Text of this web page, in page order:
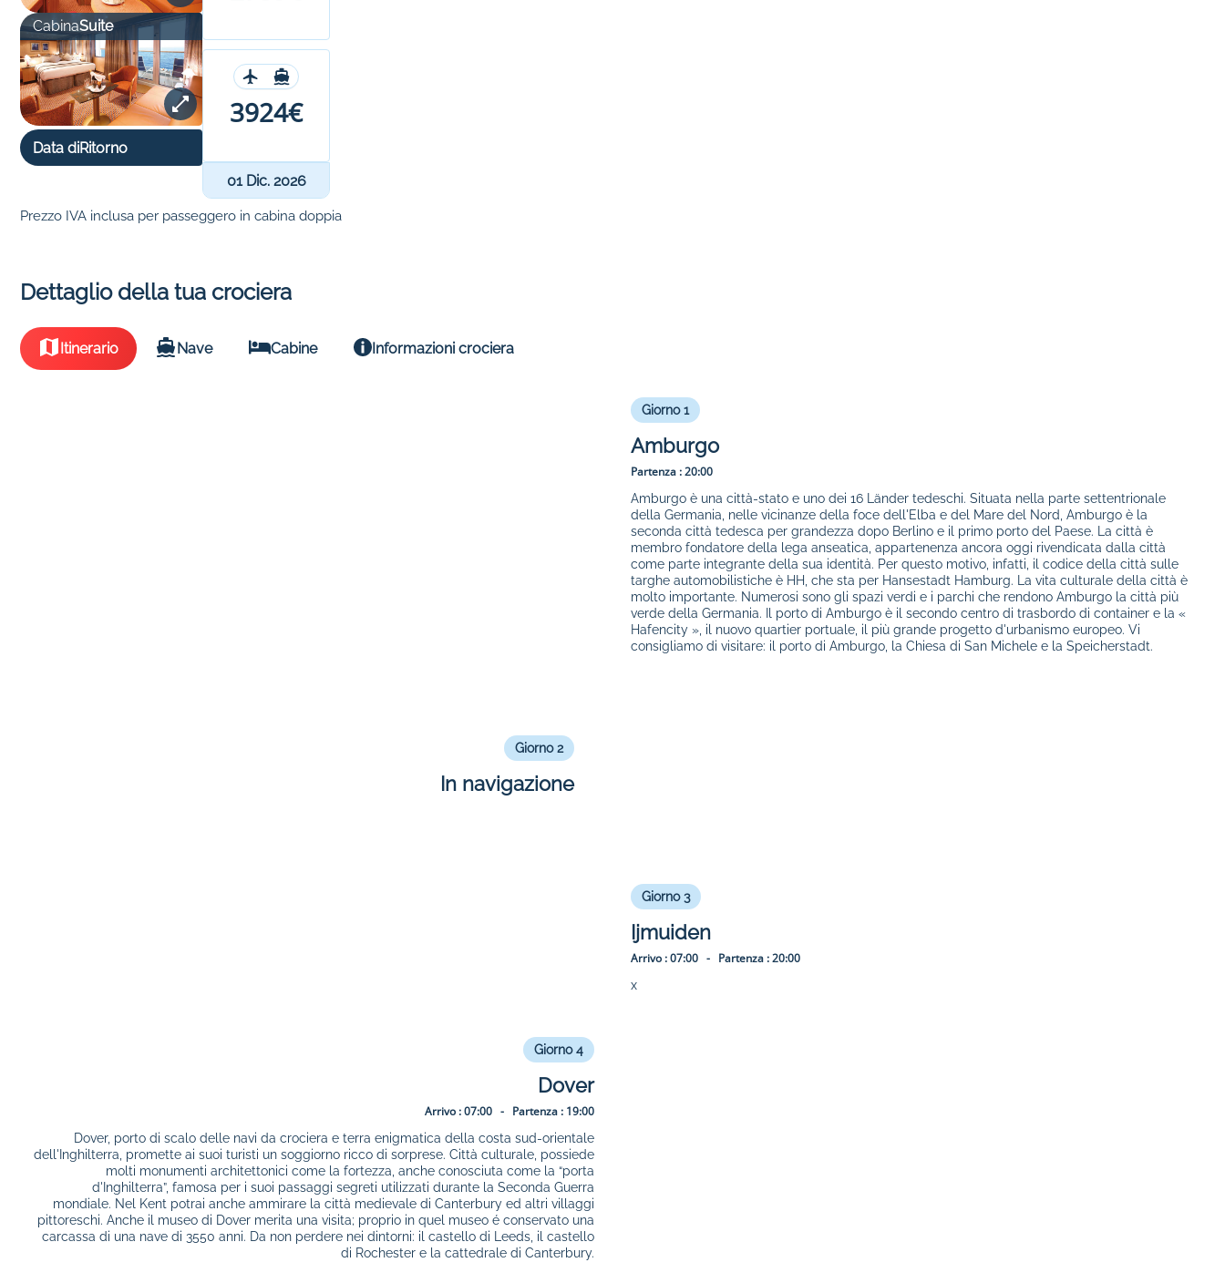
CabinaSuite
Data diRitorno
3924€
01 Dic. 2026
Prezzo IVA inclusa per passeggero in cabina doppia
Dettaglio della tua crociera
Itinerario Nave Cabine Informazioni crociera
Giorno 1
Amburgo
Partenza :20:00
Amburgo è una città-stato e uno dei 16 Länder tedeschi. Situata nella parte settentrionale
della Germania, nelle vicinanze della foce dell'Elba e del Mare del Nord, Amburgo è la
seconda città tedesca per grandezza dopo Berlino e il primo porto del Paese. La città è
membro fondatore della lega anseatica, appartenenza ancora oggi rivendicata dalla città
come parte integrante della sua identità. Per questo motivo, infatti, il codice della città sulle
targhe automobilistiche è HH, che sta per Hansestadt Hamburg. La vita culturale della città è
molto importante. Numerosi sono gli spazi verdi e i parchi che rendono Amburgo la città più
verde della Germania. Il porto di Amburgo è il secondo centro di trasbordo di container e la «
Hafencity », il nuovo quartier portuale, il più grande progetto d'urbanismo europeo. Vi
consigliamo di visitare: il porto di Amburgo, la Chiesa di San Michele e la Speicherstadt.
Giorno 2
In navigazione
Giorno 3
Ijmuiden
Arrivo :07:00 - Partenza :20:00
x
Giorno 4
Dover
Arrivo :07:00 - Partenza : 19:00
Dover, porto di scalo delle navi da crociera e terra enigmatica della costa sud-orientale
dell'Inghilterra, promette ai suoi turisti un soggiorno ricco di sorprese. Città culturale, possiede
molti monumenti architettonici come la fortezza, anche conosciuta come la “porta
d'Inghilterra”, famosa per i suoi passaggi segreti utilizzati durante la Seconda Guerra
mondiale. Nel Kent potrai anche ammirare la città medievale di Canterbury ed altri villaggi
pittoreschi. Anche il museo di Dover merita una visita; proprio in quel museo é conservato una
carcassa di una nave di 3550 anni. Da non perdere nei dintorni: il castello di Leeds, il castello
di Rochester e la cattedrale di Canterbury.